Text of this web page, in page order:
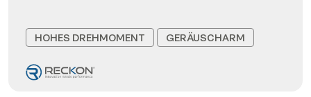
HOHES DREHMOMENT GERÄUSCHARM